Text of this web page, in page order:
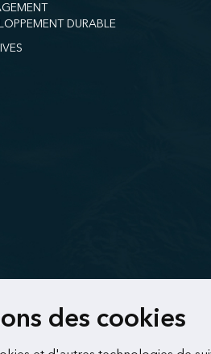
des cookies
DURABLE